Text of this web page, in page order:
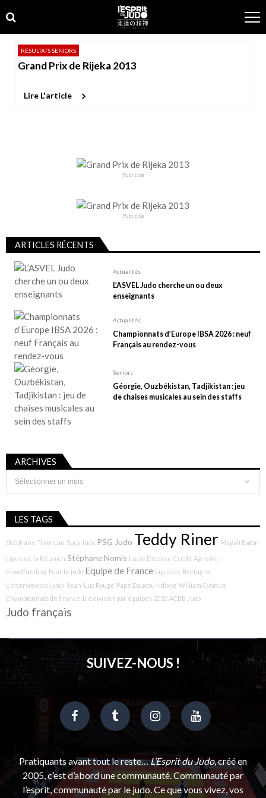
to
navigation
to
content
RÉSULTATS SENIORS
Grand Prix de Rijeka 2013
Lire L'article
Publicité
Publicité
ARTICLES RÉCENTS
Actualités
L’ASVEL Judo cherche un ou deux
enseignants
Actualités
Championnats d’Europe IBSA 2026 : neuf
Français au rendez-vous
Seniors
Géorgie, Ouzbékistan, Tadjikistan : jeu
de chaises musicales au sein des staffs
ARCHIVES
Archives
LES TAGS
Stéphane Traineau Sucy Judo PSG Judo Teddy Riner Magali Baton
Ligue de la Réunion Stéphane Nomis Lucie Décosse Crédit Agricole
crowdfunding Pour le judo Equipe de France Ligue de Bretagne
L'interview du lundi Jean-Luc Rougé Pape Doudou Ndiaye William Cysique
Championnats de France 1re division par équipes 2020 ACBB Judo
Judo français
SUIVEZ-NOUS !
Pratiquants avant tout le reste…L’Esprit du Judo, créé en
2005, c’est d’abord une communauté. Communauté par
l’esprit, communauté par le judo. Ce que vous vivez, vos